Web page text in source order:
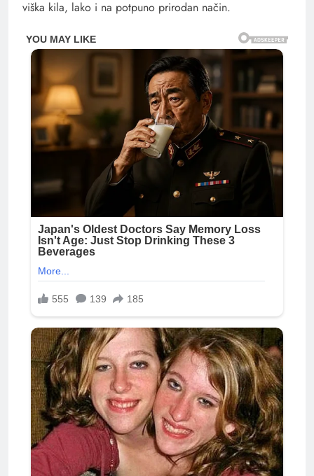
viška kila, lako i na potpuno prirodan način.